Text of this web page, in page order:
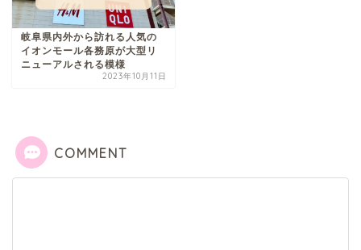
岐阜県内外から訪れる人気の
イオンモール各務原が大型リ
ニューアルされる模様
2023年10月11日
COMMENT